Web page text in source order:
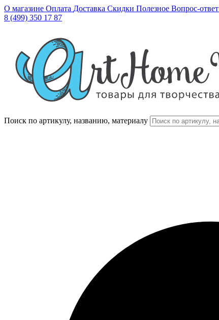
О магазине Оплата Доставка Скидки Полезное Вопрос-ответ
8 (499) 350 17 87
Поиск по артикулу, названию, материалу